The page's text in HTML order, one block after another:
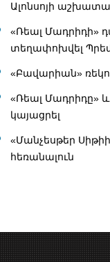
Ալոնսոյի
«Ռեալ Մադրիդի»
տեղափոխվել
«Բավարիան»
«Ռեալ Մադրիդը» և
կայացրել
«Մանչեսթեր
հեռանալուն